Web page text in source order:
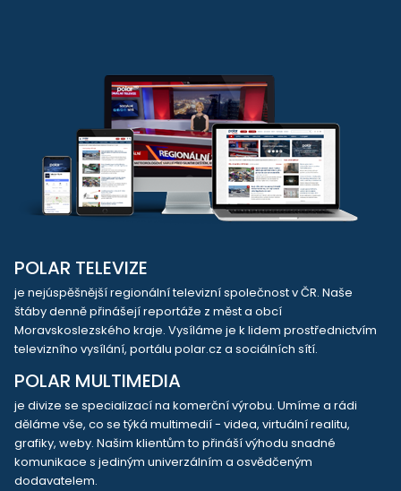
POLAR TELEVIZE
je nejúspěšnější regionální televizní společnost v ČR. Naše
štáby denně přinášejí reportáže z měst a obcí
Moravskoslezského kraje. Vysíláme je k lidem prostřednictvím
televizního vysílání, portálu polar.cz a sociálních sítí.
POLAR MULTIMEDIA
je divize se specializací na komerční výrobu. Umíme a rádi
děláme vše, co se týká multimedií - videa, virtuální realitu,
grafiky, weby. Našim klientům to přináší výhodu snadné
komunikace s jediným univerzálním a osvědčeným
dodavatelem.